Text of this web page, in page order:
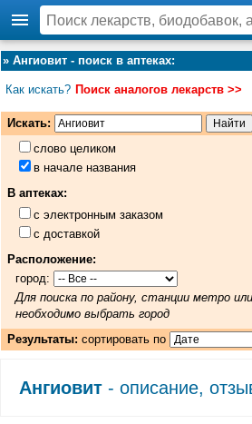
» Ангиовит - поиск в аптеках:
Как искать? Поиск аналогов лекарств >>
Искать:
слово целиком
в начале названия
В аптеках:
с электронным заказом
с доставкой
Расположение:
город:
Для поиска по району, станции метро
необходимо выбрать город
Результаты: сортировать по
Ангиовит- описание,